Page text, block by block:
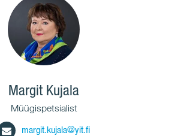
Margit Kujala
Müügispetsialist
margit.kujala@yit.fi